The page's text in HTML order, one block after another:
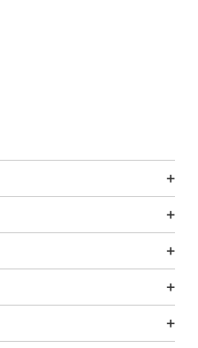
+
+
+
+
+